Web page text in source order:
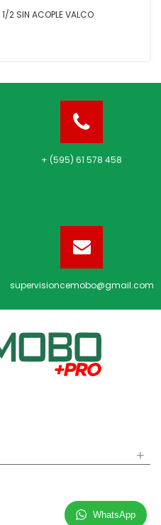
2 SIN ACOPLE VALCO
+ (595) 61 578 458
supervisioncemobo@gmail.com
+
WhatsApp